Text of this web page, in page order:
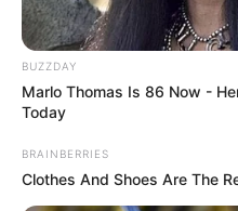
Το δοκιμάσαμε και
τη φύση τους. Για να
μόνο που θα
BUZZDAY
Marlo Thomas Is 86 Now -
Today
BRAINBERRIES
Clothes And Shoes Are The